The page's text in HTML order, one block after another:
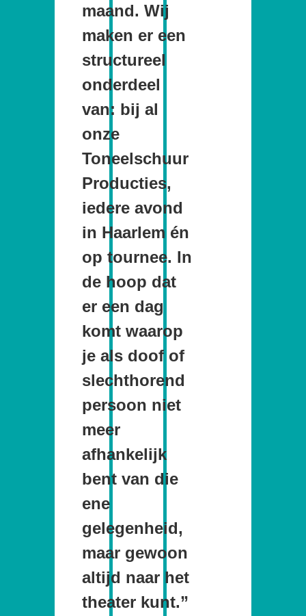
maand. Wij
maken er een
structureel
onderdeel
van: bij al
onze
Toneelschuur
Producties,
iedere avond
in Haarlem én
op tournee. In
de hoop dat
er een dag
komt waarop
je als doof of
slechthorend
persoon niet
meer
afhankelijk
bent van die
ene
gelegenheid,
maar gewoon
altijd naar het
theater kunt.”